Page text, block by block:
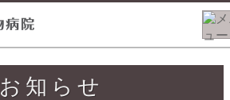
お知らせ